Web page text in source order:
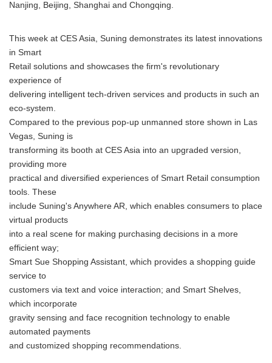
Nanjing, Beijing, Shanghai and Chongqing.
This week at CES Asia, Suning demonstrates its latest innovations
in Smart
Retail solutions and showcases the firm's revolutionary
experience of
delivering intelligent tech-driven services and products in such an
eco-system.
Compared to the previous pop-up unmanned store shown in Las
Vegas, Suning is
transforming its booth at CES Asia into an upgraded version,
providing more
practical and diversified experiences of Smart Retail consumption
tools. These
include Suning's Anywhere AR, which enables consumers to place
virtual products
into a real scene for making purchasing decisions in a more
efficient way;
Smart Sue Shopping Assistant, which provides a shopping guide
service to
customers via text and voice interaction; and Smart Shelves,
which incorporate
gravity sensing and face recognition technology to enable
automated payments
and customized shopping recommendations.